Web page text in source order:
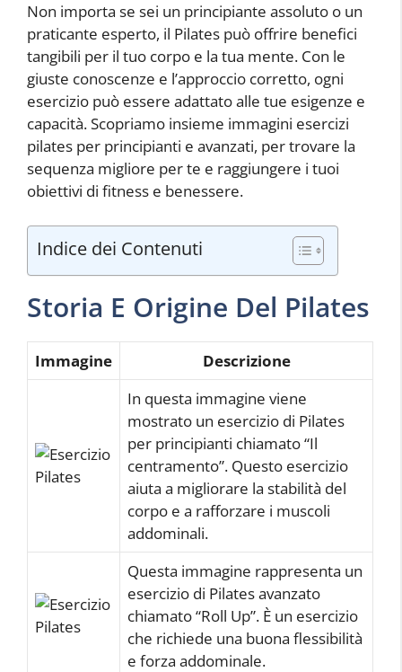
Non importa se sei un principiante assoluto o un
praticante esperto, il Pilates può offrire benefici
tangibili per il tuo corpo e la tua mente. Con le
giuste conoscenze e l’approccio corretto, ogni
esercizio può essere adattato alle tue esigenze e
capacità. Scopriamo insieme immagini esercizi
pilates per principianti e avanzati, per trovare la
sequenza migliore per te e raggiungere i tuoi
obiettivi di fitness e benessere.
Indice dei Contenuti
Storia E Origine Del Pilates
Immagine
Descrizione
In questa immagine viene
mostrato un esercizio di Pilates
per principianti chiamato “Il
centramento”. Questo esercizio
aiuta a migliorare la stabilità del
corpo e a rafforzare i muscoli
addominali.
Questa immagine rappresenta un
esercizio di Pilates avanzato
chiamato “Roll Up”. È un esercizio
che richiede una buona flessibilità
e forza addominale.